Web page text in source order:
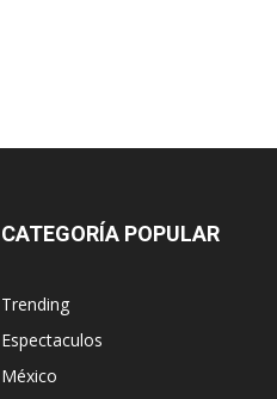
CATEGORÍA POPULAR
Trending
Espectaculos
México